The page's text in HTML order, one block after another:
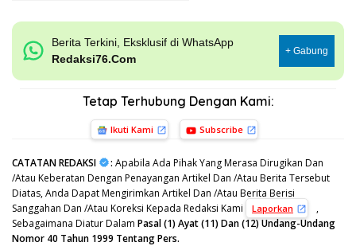
Berita Terkini, Eksklusif di WhatsApp
Redaksi76.Com
+ Gabung
Tetap Terhubung Dengan Kami:
Ikuti Kami Subscribe
CATATAN REDAKSI : Apabila Ada Pihak Yang Merasa Dirugikan Dan
/Atau Keberatan Dengan Penayangan Artikel Dan /Atau Berita Tersebut
Diatas, Anda Dapat Mengirimkan Artikel Dan /Atau Berita Berisi
Sanggahan Dan /Atau Koreksi Kepada Redaksi Kami
Laporkan
,
Sebagaimana Diatur Dalam Pasal (1) Ayat (11) Dan (12) Undang-Undang
Nomor 40 Tahun 1999 Tentang Pers.